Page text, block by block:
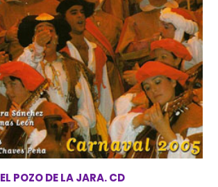
EL POZO DE LA JARA. CD